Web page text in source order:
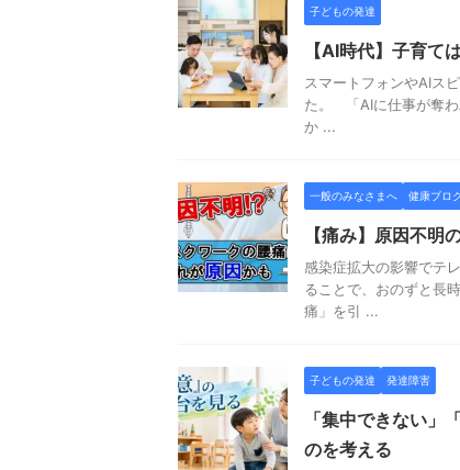
子どもの発達
【AI時代】子育て
スマートフォンやAIス
た。 「AIに仕事が奪わ
か ...
一般のみなさまへ 健康ブロ
【痛み】原因不明
感染症拡大の影響でテ
ることで、おのずと長
痛」を引 ...
子どもの発達 発達障害
「集中できない」
のを考える